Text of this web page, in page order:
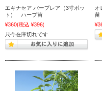
エキナセア パープレア（3寸ポッ
ト） ハーブ苗
¥360(税込 ¥396)
只今在庫切れです
オ